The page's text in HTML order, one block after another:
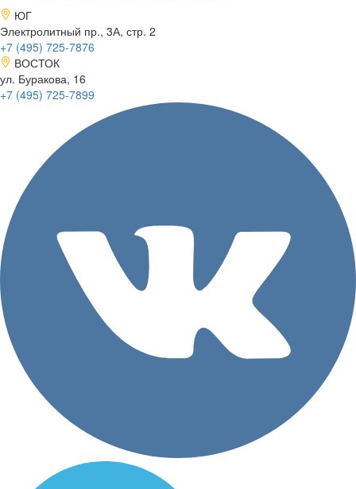
ЮГ
Электролитный пр., 3А, стр. 2
+7 (495) 725-7876
ВОСТОК
ул. Буракова, 16
+7 (495) 725-7899